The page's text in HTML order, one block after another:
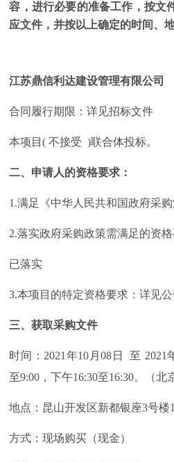
容，进行必要的准备工作，按文
应文件，并按以上确定的时间、
江苏鼎信利达建设管理有限公司
合同履行期限：详见招标文件
本项目( 不接受 )联合体投标。
二、申请人的资格要求：
1.满足《中华人民共和国政府采
2.落实政府采购政策需满足的资格
已落实
3.本项目的特定资格要求：详见
三、获取采购文件
时间：2021年10月08日 至 2021
至9:00，下午16:30至16:30。（北
地点：昆山开发区新都银座3号楼
方式：现场购买（现金）